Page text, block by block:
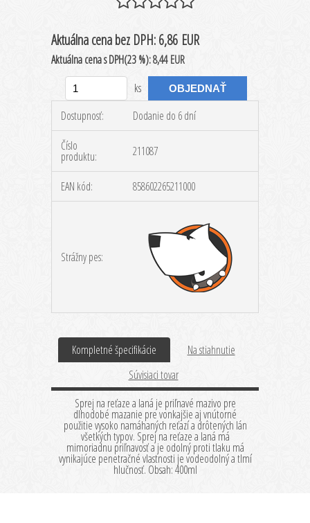
Aktuálna cenabez DPH:6,86 EUR
Aktuálna cenas DPH(23 %):8,44 EUR
ks
Dostupnosť:
Dodanie do 6 dní
Číslo
produktu: 211087
EAN kód: 858602265211000
Strážny pes:
Kompletné špecifikácie
Na stiahnutie
Súvisiaci tovar
Sprej na reťaze a laná je priľnavé mazivo pre
dlhodobé mazanie pre vonkajšie aj vnútorné
použitie vysoko namáhaných reťazí a drôtených lán
všetkých typov. Sprej na reťaze a laná má
mimoriadnu priľnavosť a je odolný proti tlaku má
vynikajúce penetračné vlastnosti je vodeodolný a tlmí
hlučnosť. Obsah: 400ml